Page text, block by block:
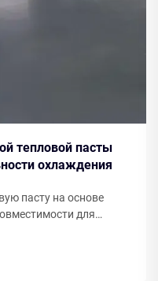
тепловой пасты
охлаждения
пасту на основе
для